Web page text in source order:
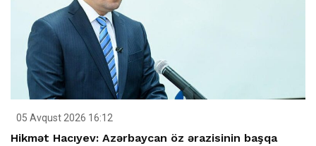
05 Avqust 2026 16:12
Hikmət Hacıyev: Azərbaycan öz ərazisinin başqa